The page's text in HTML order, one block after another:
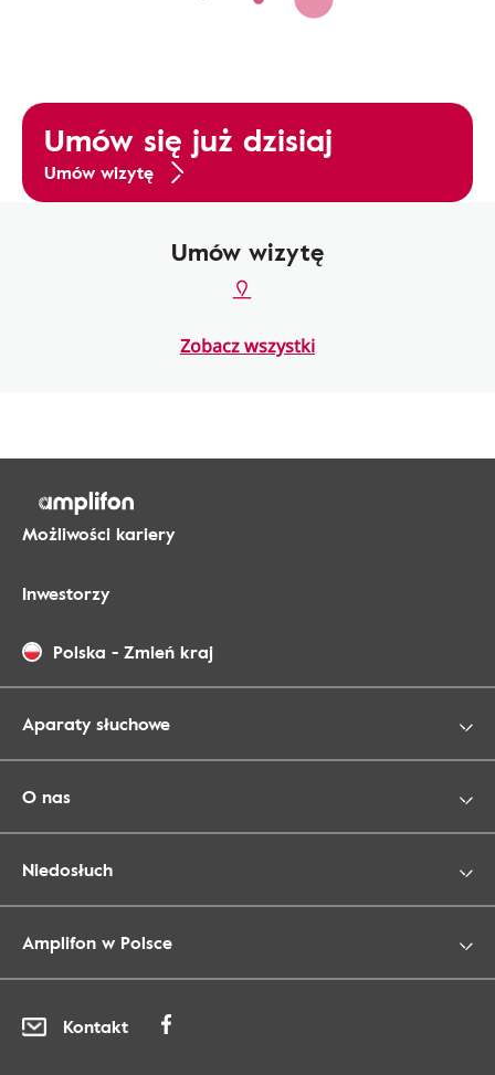
Umów się już dzisiaj
Umów wizytę
Umów wizytę
Zobacz wszystki
Możliwości kariery
Inwestorzy
Polska - Zmień kraj
Aparaty słuchowe
O nas
Niedosłuch
Amplifon w Polsce
Kontakt